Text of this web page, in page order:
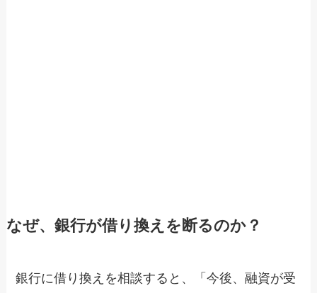
なぜ、銀行が借り換えを断るのか？
銀行に借り換えを相談すると、「今後、融資が受